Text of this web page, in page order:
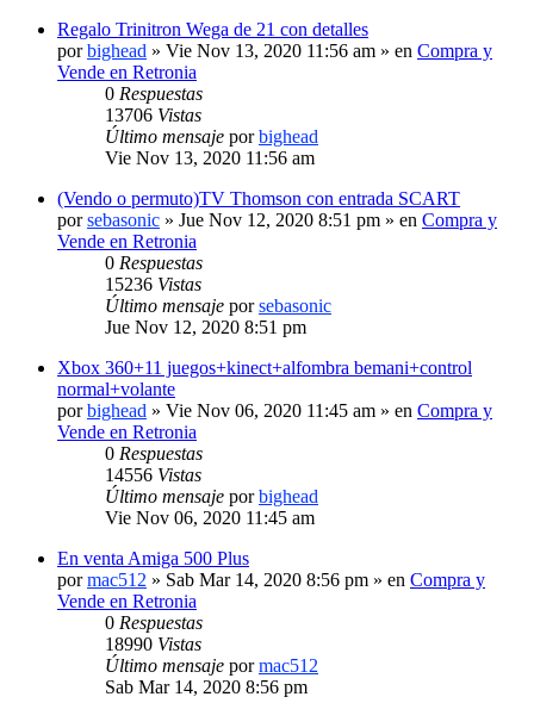
Regalo Trinitron Wega de 21 con detalles
porbighead » Vie Nov 13, 2020 11:56 am » en Compra y
Vende en Retronia
0 Respuestas
13706 Vistas
Último mensaje porbighead
Vie Nov 13, 2020 11:56 am
(Vendo o permuto)TV Thomson con entrada SCART
porsebasonic » Jue Nov 12, 2020 8:51 pm » en Compra y
Vende en Retronia
0 Respuestas
15236 Vistas
Último mensaje porsebasonic
Jue Nov 12, 2020 8:51 pm
Xbox 360+11 juegos+kinect+alfombra bemani+control
normal+volante
porbighead » Vie Nov 06, 2020 11:45 am » en Compra y
Vende en Retronia
0 Respuestas
14556 Vistas
Último mensaje porbighead
Vie Nov 06, 2020 11:45 am
En venta Amiga 500 Plus
pormac512 » Sab Mar 14, 2020 8:56 pm » en Compra y
Vende en Retronia
0 Respuestas
18990 Vistas
Último mensaje pormac512
Sab Mar 14, 2020 8:56 pm